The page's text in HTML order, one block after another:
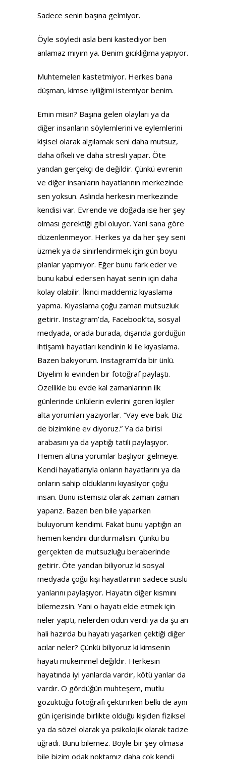
Sadece senin başına gelmiyor.
Öyle söyledi asla beni kastediyor ben
anlamaz mıyım ya. Benim gıcıklığıma yapıyor.
Muhtemelen kastetmiyor. Herkes bana
düşman, kimse iyiliğimi istemiyor benim.
Emin misin? Başına gelen olayları ya da
diğer insanların söylemlerini ve eylemlerini
kişisel olarak algılamak seni daha mutsuz,
daha öfkeli ve daha stresli yapar. Öte
yandan gerçekçi de değildir. Çünkü evrenin
ve diğer insanların hayatlarının merkezinde
sen yoksun. Aslında herkesin merkezinde
kendisi var. Evrende ve doğada ise her şey
olması gerektiği gibi oluyor. Yani sana göre
düzenlenmeyor. Herkes ya da her şey seni
üzmek ya da sinirlendirmek için gün boyu
planlar yapmıyor. Eğer bunu fark eder ve
bunu kabul edersen hayat senin için daha
kolay olabilir. İkinci maddemiz kıyaslama
yapma. Kıyaslama çoğu zaman mutsuzluk
getirir. Instagram’da, Facebook’ta, sosyal
medyada, orada burada, dışarıda gördüğün
ihtişamlı hayatları kendinin ki ile kıyaslama.
Bazen bakıyorum. Instagram’da bir ünlü.
Diyelim ki evinden bir fotoğraf paylaştı.
Özellikle bu evde kal zamanlarının ilk
günlerinde ünlülerin evlerini gören kişiler
alta yorumları yazıyorlar. “Vay eve bak. Biz
de bizimkine ev diyoruz.” Ya da birisi
arabasını ya da yaptığı tatili paylaşıyor.
Hemen altına yorumlar başlıyor gelmeye.
Kendi hayatlarıyla onların hayatlarını ya da
onların sahip olduklarını kıyaslıyor çoğu
insan. Bunu istemsiz olarak zaman zaman
yaparız. Bazen ben bile yaparken
buluyorum kendimi. Fakat bunu yaptığın an
hemen kendini durdurmalısın. Çünkü bu
gerçekten de mutsuzluğu beraberinde
getirir. Öte yandan biliyoruz ki sosyal
medyada çoğu kişi hayatlarının sadece süslü
yanlarını paylaşıyor. Hayatın diğer kısmını
bilemezsin. Yani o hayatı elde etmek için
neler yaptı, nelerden ödün verdi ya da şu an
hali hazırda bu hayatı yaşarken çektiği diğer
acılar neler? Çünkü biliyoruz ki kimsenin
hayatı mükemmel değildir. Herkesin
hayatında iyi yanlarda vardır, kötü yanlar da
vardır. O gördüğün muhteşem, mutlu
gözüktüğü fotoğrafı çektirirken belki de aynı
gün içerisinde birlikte olduğu kişiden fiziksel
ya da sözel olarak ya psikolojik olarak tacize
uğradı. Bunu bilemez. Böyle bir şey olmasa
bile bizim odak noktamız daha çok kendi